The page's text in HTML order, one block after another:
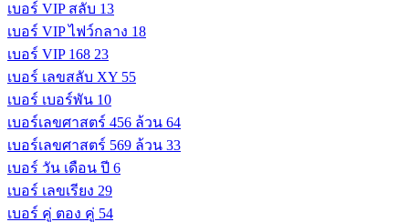
เบอร์ VIP สลับ 13
เบอร์ VIP ไฟว์กลาง 18
เบอร์ VIP 168 23
เบอร์ เลขสลับ XY 55
เบอร์ เบอร์พัน 10
เบอร์เลขศาสตร์ 456 ล้วน 64
เบอร์เลขศาสตร์ 569 ล้วน 33
เบอร์ วัน เดือน ปี 6
เบอร์ เลขเรียง 29
เบอร์ คู่ ตอง คู่ 54